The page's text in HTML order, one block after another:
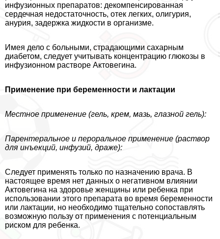
инфузионных препаратов: декомпенсированная
сердечная недостаточность, отек легких, олигурия,
анурия, задержка жидкости в организме.
Имея дело с больными, страдающими сахарным
диабетом, следует учитывать концентрацию глюкозы в
инфузионном растворе Актовегина.
Применение при беременности и лактации
Местное применение (гель, крем, мазь, глазной гель):
Парентеральное и перopaльное применение (раствор
для инъекций, инфузий, драже):
Следует применять только по назначению врача. В
настоящее время нет данных о негативном влиянии
Актовегина на здоровье женщины или ребенка при
использовании этого препарата во время беременности
или лактации, но необходимо тщательно сопоставлять
возможную пользу от применения с потенциальным
риском для ребенка.